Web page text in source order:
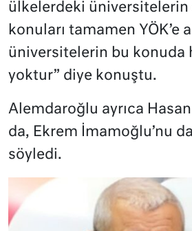
ülkelerdeki üniversitelerin
konuları tamamen YÖK’e
üniversitelerin bu konuda
yoktur” diye konuştu.
Alemdaroğlu ayrıca
da, Ekrem İmamoğlu’nu da
söyledi.